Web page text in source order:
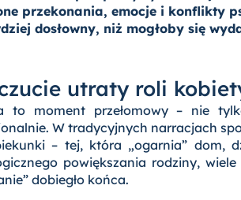
przekonania, emocje i konflikty
dosłowny, niż mogłoby się
utraty roli
to moment przełomowy – nie
W tradycyjnych narracjach
– tej, która „ogarnia” dom,
powiększania rodziny,
dobiegło końca.